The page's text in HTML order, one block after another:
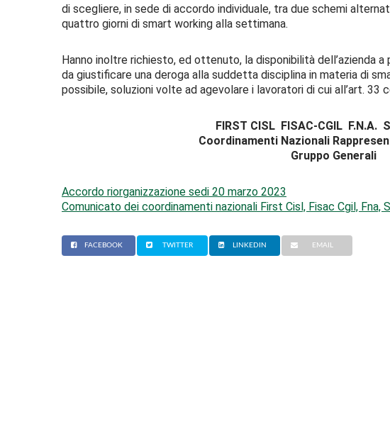
di scegliere, in sede di accordo individuale, tra due schemi
quattro giorni di smart working alla settimana.
Hanno inoltre richiesto, ed ottenuto, la disponibilità dell’azienda
da giustificare una deroga alla suddetta disciplina in materia di
possibile, soluzioni volte ad agevolare i lavoratori di cui all’art. 33
FIRST CISL FISAC-CGIL F.N.A.
Coordinamenti Nazionali
Gruppo Generali
Accordo riorganizzazione sedi 20 marzo 2023
Comunicato dei coordinamenti nazionali First Cisl, Fisac Cgil, Fna,
FACEBOOK TWITTER LINKEDIN EMAIL